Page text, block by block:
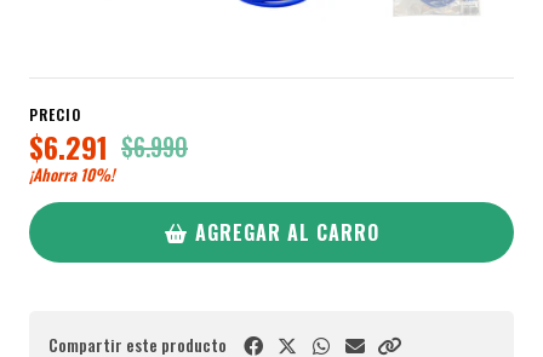
PRECIO
$6.291 $6.990
¡Ahorra 10%!
AGREGAR AL CARRO
Compartir este producto